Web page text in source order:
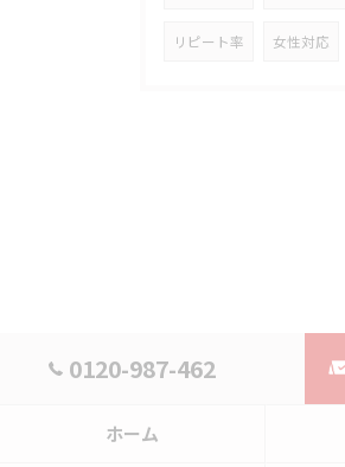
リピート率 女性対応
0120-987-462
ホーム